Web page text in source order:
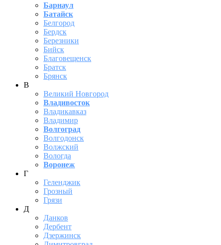
Барнаул
Батайск
Белгород
Бердск
Березники
Бийск
Благовещенск
Братск
Брянск
В
Великий Новгород
Владивосток
Владикавказ
Владимир
Волгоград
Волгодонск
Волжский
Вологда
Воронеж
Г
Геленджик
Грозный
Грязи
Д
Данков
Дербент
Дзержинск